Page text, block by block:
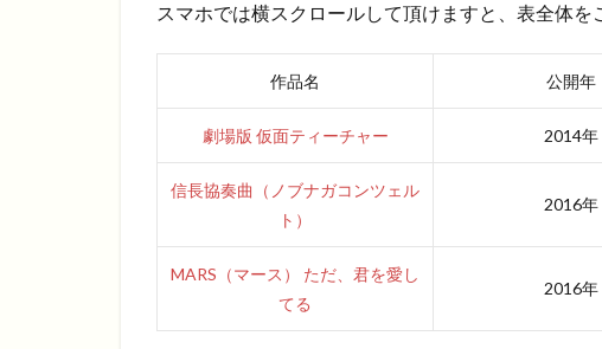
スマホでは横スクロールして頂けますと、表全体を
作品名 公開年
劇場版 仮面ティーチャー 2014年
信長協奏曲（ノブナガコンツェル
ト）
2016年
MARS（マース） ただ、君を愛し
てる
2016年